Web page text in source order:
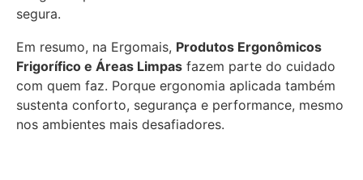
segura.
Em resumo, na Ergomais, Produtos Ergonômicos
Frigorífico e Áreas Limpas fazem parte do cuidado
com quem faz. Porque ergonomia aplicada também
sustenta conforto, segurança e performance, mesmo
nos ambientes mais desafiadores.